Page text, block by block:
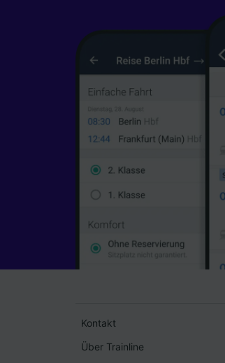
Kontakt
Über Trainline